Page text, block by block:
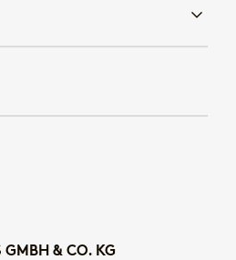
GMBH & CO. KG